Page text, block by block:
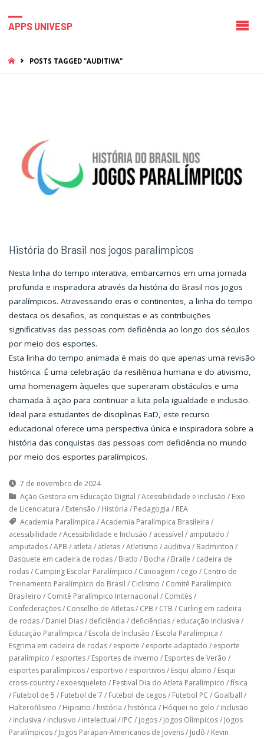
APPS UNIVESP
HOMEPOSTS TAGGED "AUDITIVA"
História do Brasil nos jogos paralímpicos
Nesta linha do tempo interativa, embarcamos em uma jornada
profunda e inspiradora através da história do Brasil nos jogos
paralímpicos. Atravessando eras e continentes, a linha do tempo
destaca os desafios, as conquistas e as contribuições
significativas das pessoas com deficiência ao longo dos séculos
por meio dos esportes.
Esta linha do tempo animada é mais do que apenas uma revisão
histórica. É uma celebração da resiliência humana e do ativismo,
uma homenagem àqueles que superaram obstáculos e uma
chamada à ação para continuar a luta pela igualdade e inclusão.
Ideal para estudantes de disciplinas EaD, este recurso
educacional oferece uma perspectiva única e inspiradora sobre a
história das conquistas das pessoas com deficiência no mundo
por meio dos esportes paralímpicos.
7 de novembro de 2024
Ação Gestora em Educação Digital /Acessibilidade e Inclusão / Eixo
de Licenciatura / Extensão / História / Pedagogia / REA
Academia Paralímpica /Academia Paralímpica Brasileira /
acessibilidade /Acessibilidade e Inclusão / acessível / amputado /
amputados/APB / atleta / atletas/Atletismo / auditiva / Badminton /
Basquete em cadeira de rodas/ Biatlo / Bocha / Braile / cadeira de
rodas/ Camping Escolar Paralímpico / Canoagem / cego / Centro de
Treinamento Paralímpico do Brasil / Ciclismo / Comitê Paralímpico
Brasileiro / Comitê Paralímpico Internacional / Comitês/
Confederações/ Conselho de Atletas/ CPB / CTB / Curling em cadeira
de rodas/ Daniel Dias/ deficiência / deficiências/ educação inclusiva /
Educação Paralímpica / Escola de Inclusão / Escola Paralímpica /
Esgrima em cadeira de rodas/ esporte / esporte adaptado / esporte
paralímpico / esportes/ Esportes de Inverno / Esportes de Verão /
esportes paralímpicos/ esportivo / esportivos/ Esqui alpino / Esqui
cross-country/ exoesqueleto / Festival Dia do Atleta Paralímpico /física
/ Futebol de 5 / Futebol de 7 / Futebol de cegos/ Futebol PC / Goalball /
Halterofilismo / Hipismo / história / histórica / Hóquei no gelo / inclusão
/ inclusiva / inclusivo / intelectual / IPC / jogos/ Jogos Olímpicos/ Jogos
Paralímpicos/ Jogos Parapan-Americanos de Jovens/ Judô / Kevin